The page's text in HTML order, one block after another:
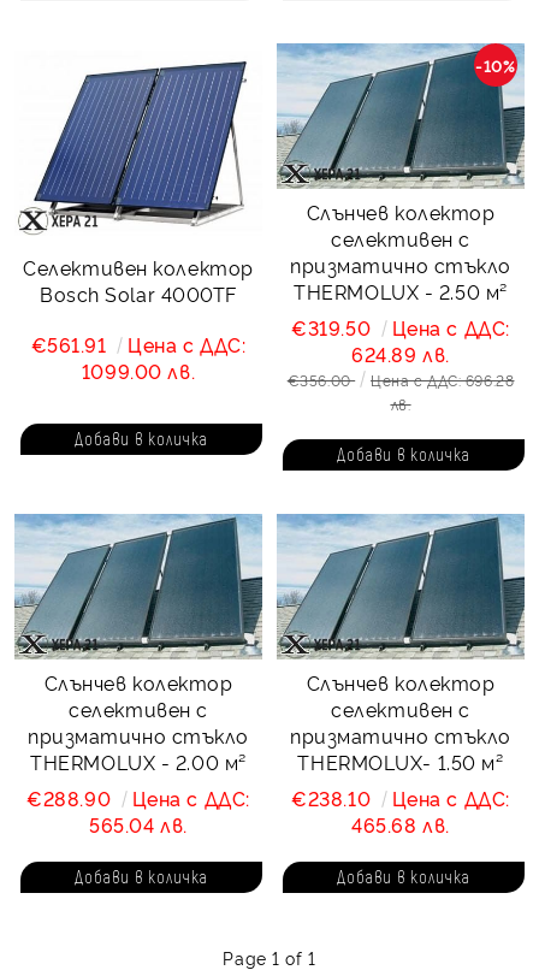
Селективен колектор
Bosch Solar 4000TF
€561.91
Цена с ДДС:
1099.00 лв.
Слънчев колектор
селективен с
призматично стъкло
THERMOLUX - 2.50 м²
-10%
€319.50
Цена с ДДС:
624.89 лв.
€356.00
Цена с ДДС: 696.28
лв.
Слънчев колектор
селективен с
призматично стъкло
THERMOLUX - 2.00 м²
€288.90
Цена с ДДС:
565.04 лв.
Слънчев колектор
селективен с
призматично стъкло
THERMOLUX- 1.50 м²
€238.10
Цена с ДДС:
465.68 лв.
Page 1 of 1